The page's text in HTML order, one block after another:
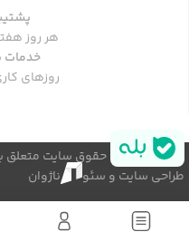
هر روز هفته:
روزهای کاری:
© کلیه حقوق سایت
طراحی سایت و سئو
ناژوان